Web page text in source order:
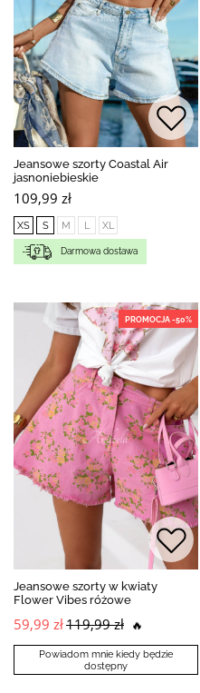
Jeansowe szorty Coastal Air
jasnoniebieskie
109,99 zł
XS S M L XL
Darmowa dostawa
PROMOCJA -50%
Jeansowe szorty w kwiaty
Flower Vibes różowe
59,99 zł119,99 zł 🔥
Powiadom mnie kiedy będzie
dostępny